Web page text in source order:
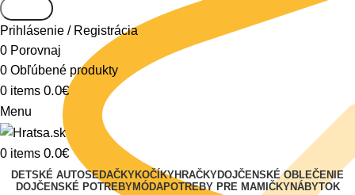
Prihlásenie / Registrácia
0 Porovnaj
0 Obľúbené produkty
0 items 0.0€
Menu
0 items 0.0€
DETSKÉ AUTOSEDAČKYKOČÍKYHRAČKYDOJČENSKÉ OBLEČENIE
DOJČENSKÉ POTREBYMÓDAPOTREBY PRE MAMIČKYNÁBYTOK